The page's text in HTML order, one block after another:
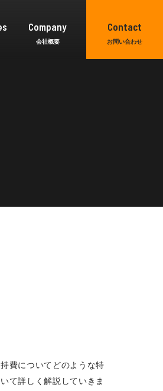
Company Contact
費についてどのような特
て詳しく解説していきま